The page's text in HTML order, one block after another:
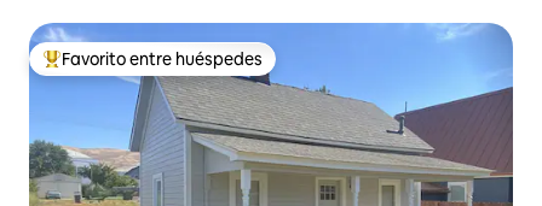
Favorito entre los huéspedes más destacados
Favorito entre huéspedes